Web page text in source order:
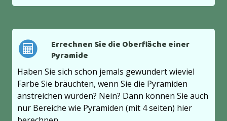
Errechnen Sie die Oberfläche einer
Pyramide
Haben Sie sich schon jemals gewundert wieviel
Farbe Sie bräuchten, wenn Sie die Pyramiden
anstreichen würden? Nein? Dann können Sie auch
nur Bereiche wie Pyramiden (mit 4 seiten) hier